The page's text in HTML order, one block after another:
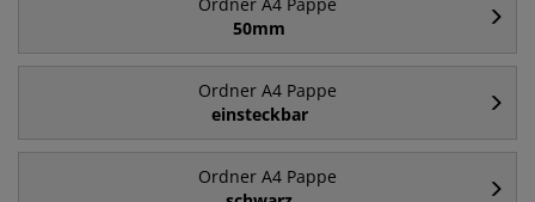
50mm
Ordner A4 Pappe
einsteckbar
Ordner A4 Pappe